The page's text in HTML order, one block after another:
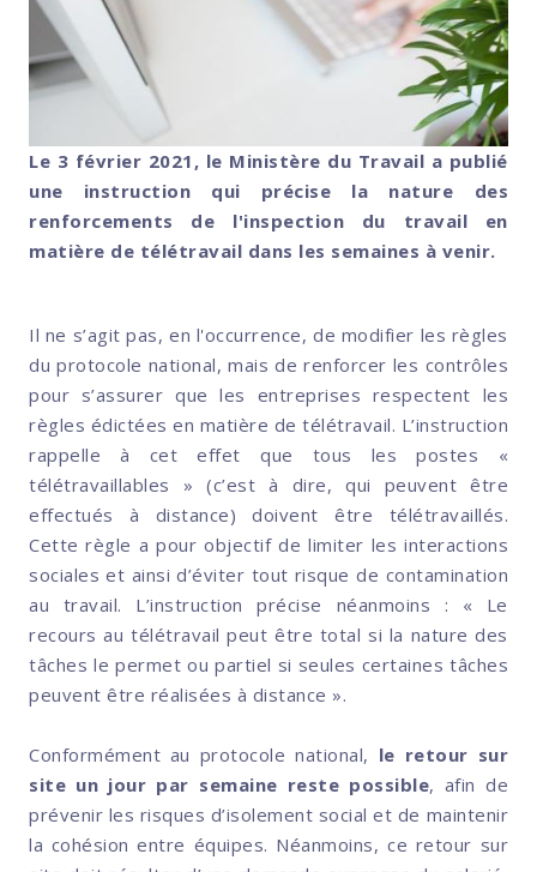
Le 3 février 2021, le Ministère du Travail a publié
une instruction qui précise la nature des
renforcements de l'inspection du travail en
matière de télétravail dans les semaines à venir.
Il ne s’agit pas, en l'occurrence, de modifier les règles
du protocole national, mais de renforcer les contrôles
pour s’assurer que les entreprises respectent les
règles édictées en matière de télétravail. L’instruction
rappelle à cet effet que tous les postes «
télétravaillables » (c’est à dire, qui peuvent être
effectués à distance) doivent être télétravaillés.
Cette règle a pour objectif de limiter les interactions
sociales et ainsi d’éviter tout risque de contamination
au travail. L’instruction précise néanmoins : « Le
recours au télétravail peut être total si la nature des
tâches le permet ou partiel si seules certaines tâches
peuvent être réalisées à distance ».
Conformément au protocole national, le retour sur
site un jour par semaine reste possible, afin de
prévenir les risques d’isolement social et de maintenir
la cohésion entre équipes. Néanmoins, ce retour sur